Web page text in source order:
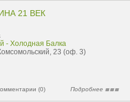
21 ВЕК
- Холодная Балка
23 (оф. 3)
(0) Подробнее